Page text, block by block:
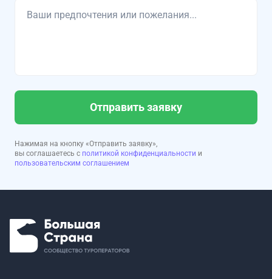
Отправить заявку
Нажимая на кнопку «Отправить заявку»,
вы соглашаетесь с политикой конфиденциальности и
пользовательским соглашением